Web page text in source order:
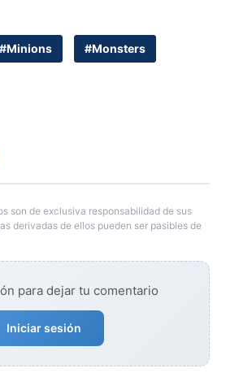
#Minions #Monsters
son de exclusiva responsabilidad de sus
derivadas de ellos pueden ser pasibles de
para dejar tu comentario
Iniciar sesión